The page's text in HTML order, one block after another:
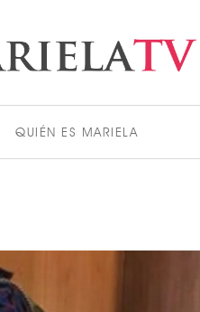
QUIÉN ES MARIELA